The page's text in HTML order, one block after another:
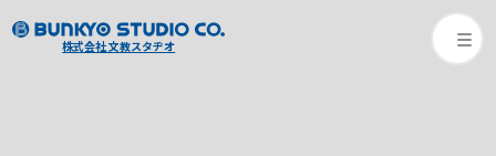
株式会社 文教スタヂオ